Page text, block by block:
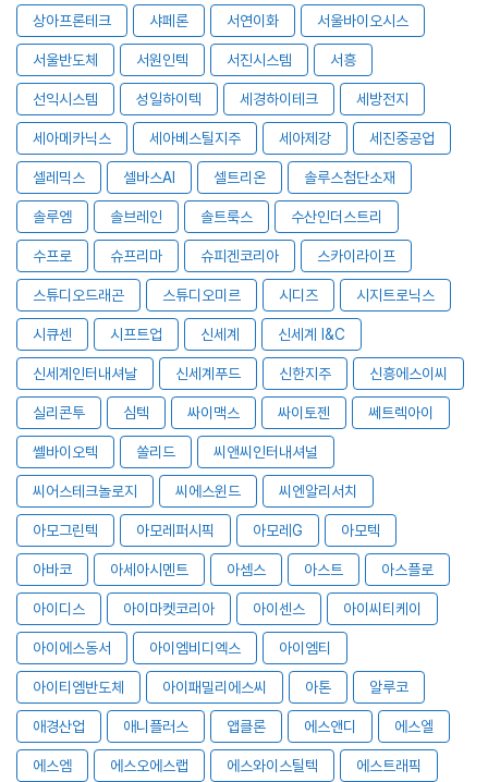
상아프론테크 샤페론 서연이화 서울바이오시스
서울반도체 서원인텍 서진시스템 서흥
선익시스템 성일하이텍 세경하이테크 세방전지
세아메카닉스 세아베스틸지주 세아제강 세진중공업
셀레믹스 셀바스AI 셀트리온 솔루스첨단소재
솔루엠 솔브레인 솔트룩스 수산인더스트리
수프로 슈프리마 슈피겐코리아 스카이라이프
스튜디오드래곤 스튜디오미르 시디즈 시지트로닉스
시큐센 시프트업 신세계 신세계 I&C
신세계인터내셔날 신세계푸드 신한지주 신흥에스이씨
실리콘투 심텍 싸이맥스 싸이토젠 쎄트렉아이
쎌바이오텍 쏠리드 씨앤씨인터내셔널
씨어스테크놀로지 씨에스윈드 씨엔알리서치
아모그린텍 아모레퍼시픽 아모레G 아모텍
아바코 아세아시멘트 아셈스 아스트 아스플로
아이디스 아이마켓코리아 아이센스 아이씨티케이
아이에스동서 아이엠비디엑스 아이엠티
아이티엠반도체 아이패밀리에스씨 아톤 알루코
애경산업 애니플러스 앱클론 에스앤디 에스엘
에스엠 에스오에스랩 에스와이스틸텍 에스트래픽